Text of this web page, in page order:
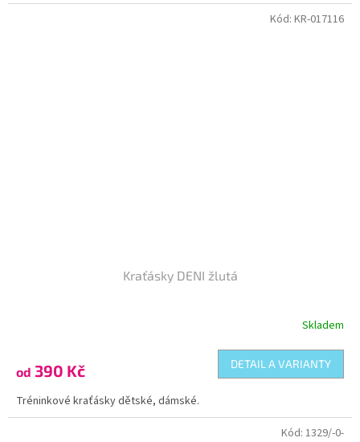
Kraťásky DENI žlutá
Skladem
od 390 Kč DETAIL A VARIANTY
Tréninkové kraťásky dětské, dámské.
Kód: KR-017116
Kód: 1329/-0-